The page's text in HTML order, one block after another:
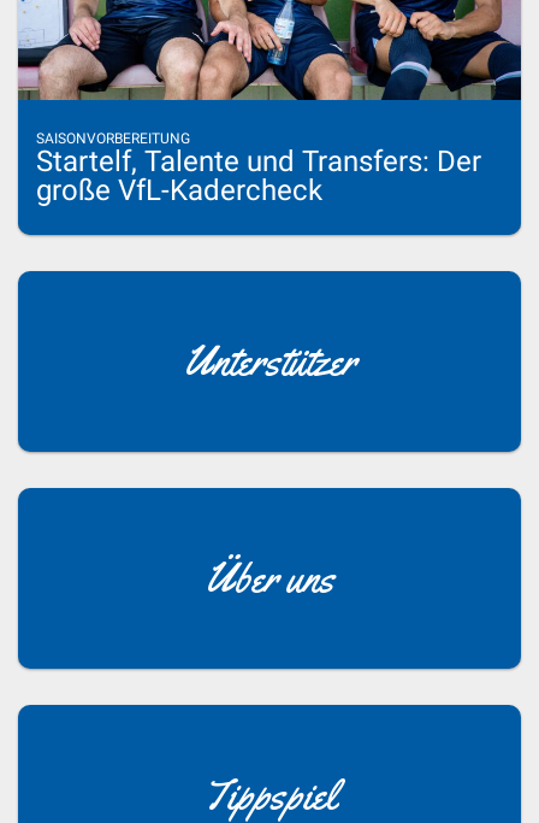
SAISONVORBEREITUNG
Startelf, Talente und Transfers: Der
große VfL-Kadercheck
Unterstützer
Über uns
Tippspiel